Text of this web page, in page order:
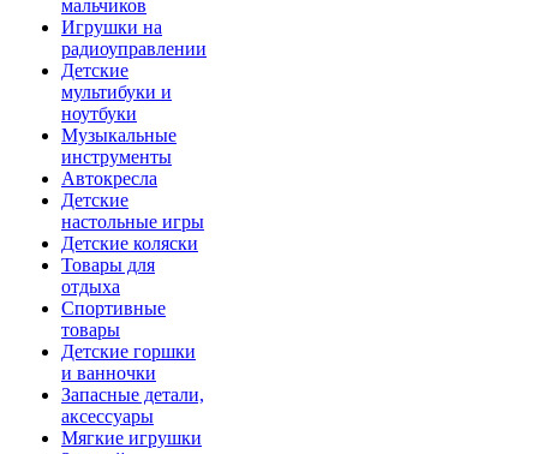
мальчиков
Игрушки на
радиоуправлении
Детские
мультибуки и
ноутбуки
Музыкальные
инструменты
Автокресла
Детские
настольные игры
Детские коляски
Товары для
отдыха
Спортивные
товары
Детские горшки
и ванночки
Запасные детали,
аксессуары
Мягкие игрушки